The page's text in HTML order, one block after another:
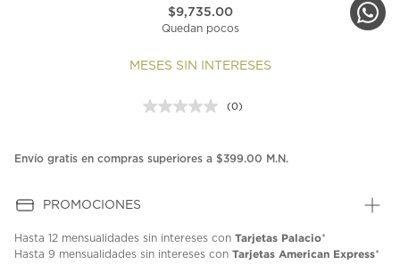
$9,735.00
Quedan pocos
MESES SIN INTERESES
Sin
en
(0)
Envío gratis en compras superiores a $399.00 M.N.
PROMOCIONES
Hasta 12 mensualidades sin intereses con Tarjetas Palacio*
Hasta 9 mensualidades sin intereses con Tarjetas American Express*